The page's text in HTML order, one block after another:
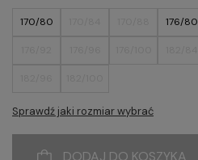
170/80 176/80
Sprawdź jaki rozmiar wybrać
DODAJ DO KOSZYKA